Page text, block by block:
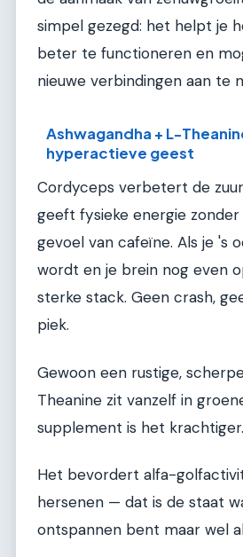
simpel gezegd: het helpt je
beter te functioneren en
nieuwe verbindingen aan te
Ashwagandha + L-
hyperactieve geest
Cordyceps verbetert de
geeft fysieke energie
gevoel van cafeïne. Als je 's
wordt en je brein nog even
sterke stack. Geen crash,
piek.
Gewoon een rustige,
Theanine zit vanzelf in
supplement is het krachtiger.
Het bevordert alfa-
hersenen — dat is de staat
ontspannen bent maar wel